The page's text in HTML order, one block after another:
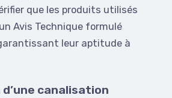
que les produits utilisés
Avis Technique formulé
leur aptitude à
canalisation